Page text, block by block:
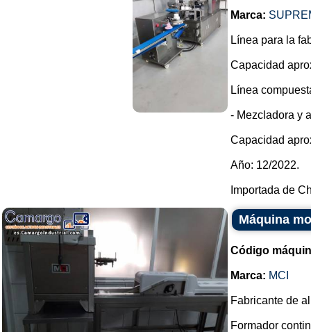
Marca:
Línea para la
Capacidad
Línea
- Mezcladora y
Capacidad
Año: 12/2022.
Importada de
Máquina
Código
Marca: MCI
Fabricante de
Formador